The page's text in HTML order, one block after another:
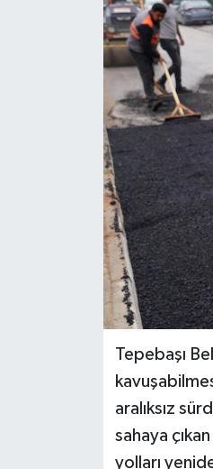
Tepebaşı
aralıksız
sahaya
yolları